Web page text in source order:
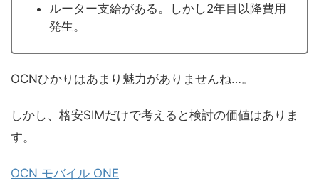
ルーター支給がある。しかし2年目以降費用
発生。
OCNひかりはあまり魅力がありませんね…。
しかし、格安SIMだけで考えると検討の価値はありま
す。
OCN モバイル ONE